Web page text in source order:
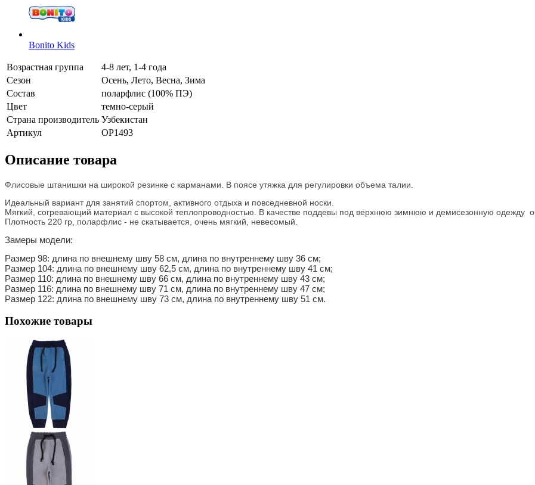
Bonito Kids
Возрастная группа
4-8 лет, 1-4 года
Сезон
Осень, Лето, Весна, Зима
Состав
поларфлис (100% ПЭ)
Цвет
темно-серый
Страна производитель Узбекистан
Артикул
OP1493
Описание товара
Флисовые штанишки на широкой резинке с карманами . В поясе утяжка для регулировки объема талии.
Идеальный вариант для занятий спортом, активного отдыха и повседневной носки.
Мягкий, согревающий материал с высокой теплопроводностью. В качестве поддевы под верхнюю зимнюю и демисезонную одежду
Плотность 220 гр, поларфлис - не скатывается, очень мягкий, невесомый.
Замеры модели:
Размер 98: длина по внешнему шву 58 см, длина по внутреннему шву 36 см;
Размер 104: длина по внешнему шву 62,5 см, длина по внутреннему шву 41 см;
Размер 110: длина по внешнему шву 66 см, длина по внутреннему шву 43 см;
Размер 116: длина по внешнему шву 71 см, длина по внутреннему шву 47 см;
Размер 122: длина по внешнему шву 73 см, длина по внутреннему шву 51 см.
Похожие товары